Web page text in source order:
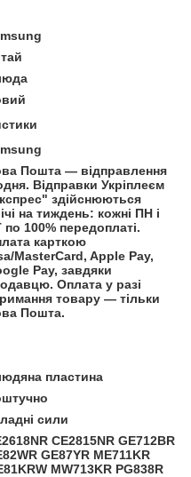
Пошта — відправлення
Відправки Укріплеєм
здійснюються
на тиждень: кожні ПН і
по 100% передоплаті.
карткою
MasterCard, Apple Pay,
Pay, завдяки
Оплата у разі
товару — тільки
Пошта.
пластина
сили
CE2815NR GE712BR
GE87YR ME711KR
MW713KR PG838R